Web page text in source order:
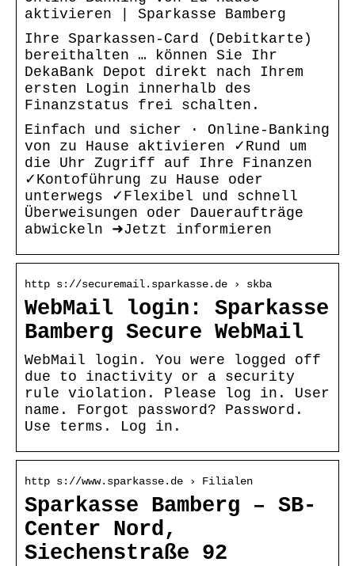
aktivieren | Sparkasse Bamberg
Ihre Sparkassen-Card (Debitkarte)
bereithalten … können Sie Ihr
DekaBank Depot direkt nach Ihrem
ersten Login innerhalb des
Finanzstatus frei schalten.
Einfach und sicher · Online-Banking
von zu Hause aktivieren ✓Rund um
die Uhr Zugriff auf Ihre Finanzen
✓Kontoführung zu Hause oder
unterwegs ✓Flexibel und schnell
Überweisungen oder Daueraufträge
abwickeln ➜Jetzt informieren
http s://securemail.sparkasse.de › skba
WebMail login: Sparkasse
Bamberg Secure WebMail
WebMail login. You were logged off
due to inactivity or a security
rule violation. Please log in. User
name. Forgot password? Password.
Use terms. Log in.
http s://www.sparkasse.de › Filialen
Sparkasse Bamberg – SB-
Center Nord,
Siechenstraße 92